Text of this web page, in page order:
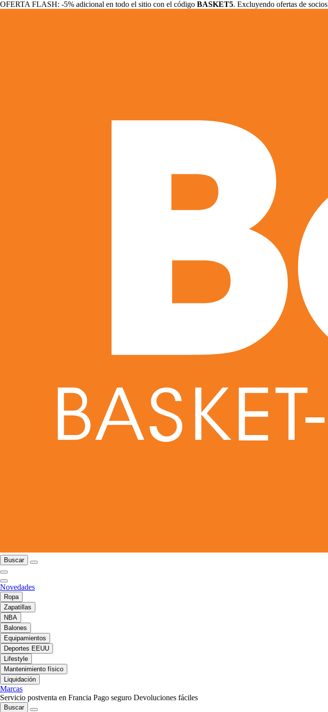
OFERTA FLASH: -5% adicional en todo el sitio con el código BASKET5. Excluyendo ofertas de socios
Buscar
Novedades
Ropa
Zapatillas
NBA
Balones
Equipamientos
Deportes EEUU
Lifestyle
Mantenimiento físico
Liquidación
Marcas
Servicio postventa en Francia Pago seguro Devoluciones fáciles
Buscar